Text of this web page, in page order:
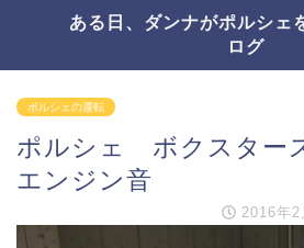
ある日、ダンナがポルシェ
ログ
ポルシェの運転
ポルシェ ボクスター
エンジン音
2016年2